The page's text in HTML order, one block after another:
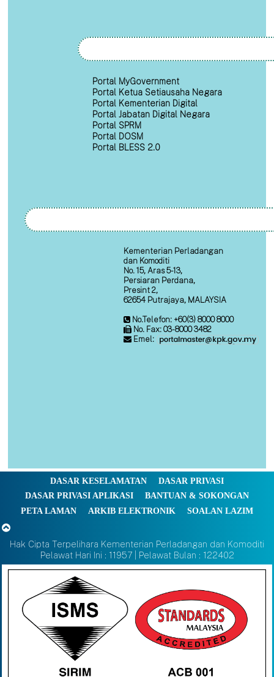
Portal MyGovernment
Portal Ketua Setiausaha Negara
Portal Kementerian Digital
Portal Jabatan Digital Negara
Portal SPRM
Portal DOSM
Portal BLESS 2.0
Kementerian Perladangan
dan Komoditi
No. 15, Aras 5-13,
Persiaran Perdana,
Presint 2,
62654 Putrajaya, MALAYSIA
No.Telefon: +60(3) 8000 8000
No. Fax: 03-8000 3482
Emel:
DASAR KESELAMATAN
DASAR PRIVASI
DASAR PRIVASI APLIKASI
BANTUAN & SOKONGAN
PETA LAMAN
ARKIB ELEKTRONIK SOALAN LAZIM
Hak Cipta Terpelihara Kementerian Perladangan dan Komoditi
Pelawat Hari Ini : 11957 | Pelawat Bulan : 122402